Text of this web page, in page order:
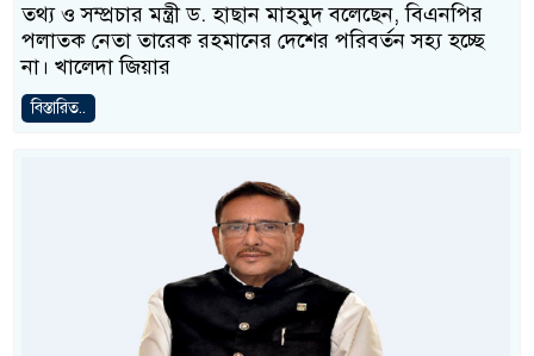
তথ্য ও সম্প্রচার মন্ত্রী ড. হাছান মাহমুদ বলেছেন, বিএনপির
পলাতক নেতা তারেক রহমানের দেশের পরিবর্তন সহ্য হচ্ছে
না। খালেদা জিয়ার
বিস্তারিত..